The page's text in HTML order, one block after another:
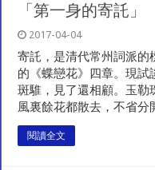
「第一身的寄託」
2017-04-04
寄託，是清代常州詞派的
的《蝶戀花》四章。現
斑騅，見了還相顧。玉
風裏餘花都散去，不省分
閱讀全文